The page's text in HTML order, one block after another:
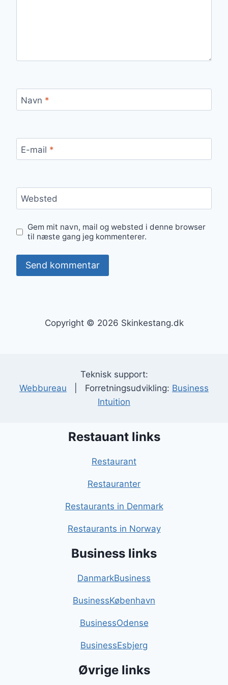
Navn *
E-mail *
Websted
Gem mit navn, mail og websted i denne browser
til næste gang jeg kommenterer.
Copyright © 2026 Skinkestang.dk
Teknisk support:
Webbureau | Forretningsudvikling: Business
Intuition
Restauant links
Restaurant
Restauranter
Restaurants in Denmark
Restaurants in Norway
Business links
DanmarkBusiness
BusinessKøbenhavn
BusinessOdense
BusinessEsbjerg
Øvrige links